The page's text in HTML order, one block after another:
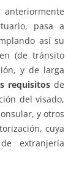
pasa a
así su
(de tránsito
y de larga
requisitosde
del visado,
y otros
cuya
extranjería